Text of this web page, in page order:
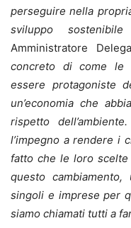
perseguire nella
sviluppo sostenibile
Amministratore
concreto di come le
essere protagoniste
un’economia che
rispetto
l’impegno a rendere i
fatto che le loro
questo
singoli e imprese per
siamo chiamati tutti a